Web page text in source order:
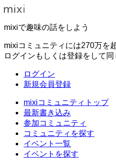
mixiで趣味の話をしよう
mixiコミュニティには270万を
ログインもしくは登録をして
ログイン
新規会員登録
mixiコミュニティトップ
最新書き込み
参加コミュニティ
コミュニティを探す
イベント一覧
イベントを探す